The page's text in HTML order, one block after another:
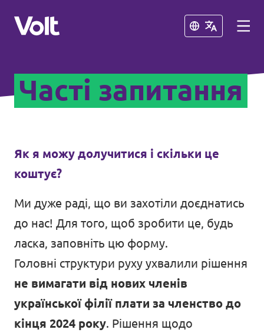
Закрити
Закрити
Про Volt
Люди
Новини
Порядок денний
Часті запитання
Як я можу долучитися і скільки це
коштує?
Ми дуже раді, що ви захотіли доєднатись
до нас! Для того, щоб зробити це, будь
ласка, заповніть цю форму.
Головні структури руху ухвалили рішення
не вимагати від нових членів
української філії плати за членство до
кінця 2024 року. Рішення щодо